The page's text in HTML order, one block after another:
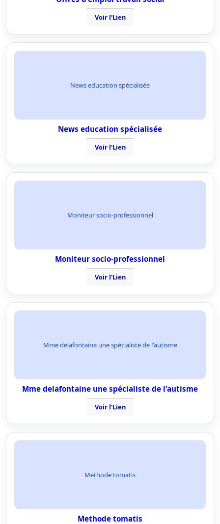
Voir l'Lien
News education spécialisée
News education spécialisée
Voir l'Lien
Moniteur socio-professionnel
Moniteur socio-professionnel
Voir l'Lien
Mme delafontaine une spécialiste de l'autisme
Mme delafontaine une spécialiste de l'autisme
Voir l'Lien
Methode tomatis
Methode tomatis